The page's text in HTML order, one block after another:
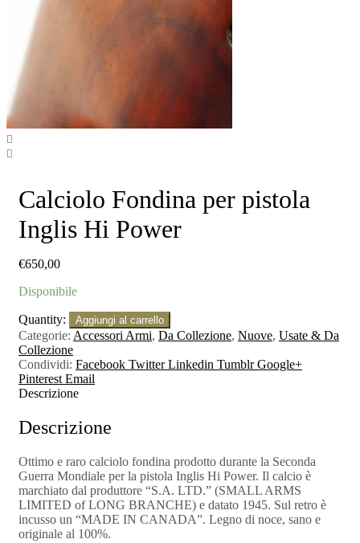
Calciolo Fondina per pistola
Inglis Hi Power
€650,00
Disponibile
Quantity: Aggiungi al carrello
Categorie: Accessori Armi, Da Collezione, Nuove, Usate & Da
Collezione
Condividi: Facebook Twitter Linkedin Tumblr Google+
Pinterest Email
Descrizione
Descrizione
Ottimo e raro calciolo fondina prodotto durante la Seconda
Guerra Mondiale per la pistola Inglis Hi Power. Il calcio è
marchiato dal produttore “S.A. LTD.” (SMALL ARMS
LIMITED of LONG BRANCHE) e datato 1945. Sul retro è
incusso un “MADE IN CANADA”. Legno di noce, sano e
originale al 100%.